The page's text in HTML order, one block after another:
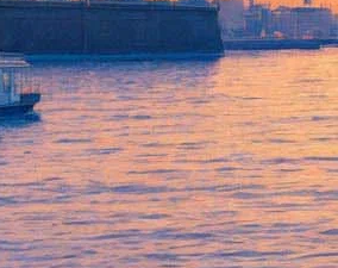
Хенк Хофстра:
которое
улыбаться